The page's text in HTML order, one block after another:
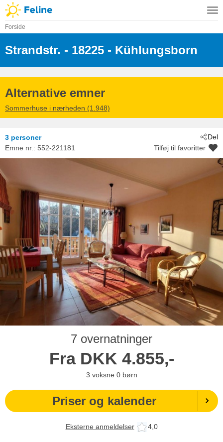
Forside
Strandstr. - 18225 - Kühlungsborn
Alternative emner
Sommerhuse i nærheden (1.948)
Del
3 personer
Emne nr.: 552-221181 Tilføj til favoritter
7 overnatninger
Fra DKK 4.855,-
3 voksne 0 børn
Priser og kalender
Eksterne anmeldelser 4,0